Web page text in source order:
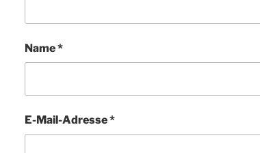
Name*
E-Mail-Adresse*